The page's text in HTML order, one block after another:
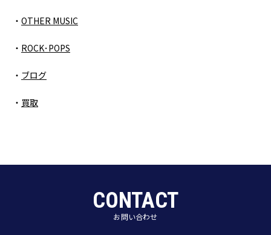
OTHER MUSIC
ROCK･POPS
ブログ
買取
CONTACT
お問い合わせ